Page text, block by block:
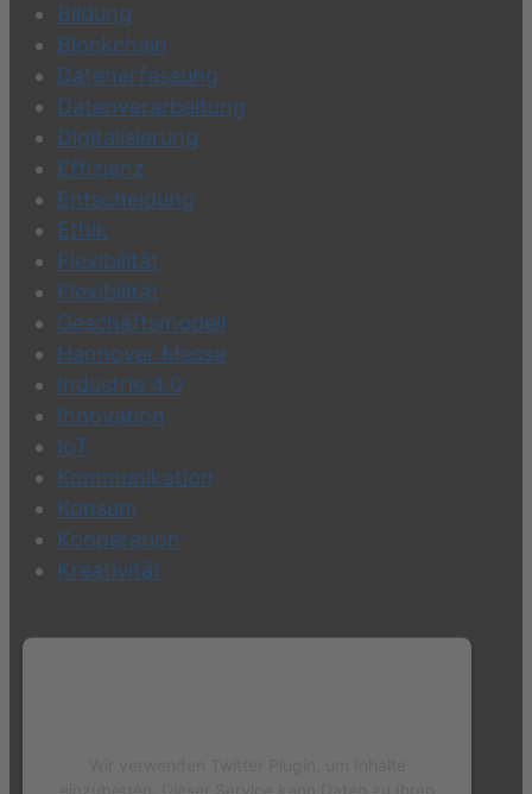
Bildung
Blockchain
Datenerfassung
Datenverarbeitung
Digitalisierung
Effizienz
Entscheidung
Ethik
Flexibilität
Flexibilität
Geschäftsmodell
Hannover Messe
Industrie 4.0
Innovation
IoT
Kommunikation
Konsum
Kooperation
Kreativität